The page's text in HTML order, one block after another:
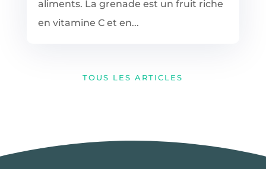
aliments. La grenade est un fruit riche
en vitamine C et en...
TOUS LES ARTICLES